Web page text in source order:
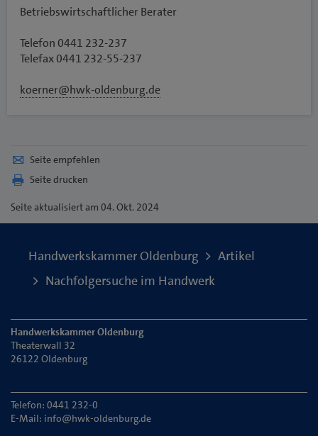
Betriebswirtschaftlicher Berater
Telefon 0441 232-237
Telefax 0441 232-55-237
koerner@hwk-oldenburg.de
Seite empfehlen
Seite drucken
Seiteaktualisiert am 04. Okt. 2024
Handwerkskammer Oldenburg
Artikel
Nachfolgersuche im Handwerk
Handwerkskammer Oldenburg
Theaterwall 32
26122 Oldenburg
Telefon: 0441 232-0
E-Mail: info@hwk-oldenburg.de